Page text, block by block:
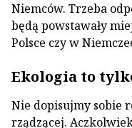
Niemców. Trzeba
będą powstawały
Polsce czy w
Ekologia to
Nie dopisujmy sobie
rządzącej.